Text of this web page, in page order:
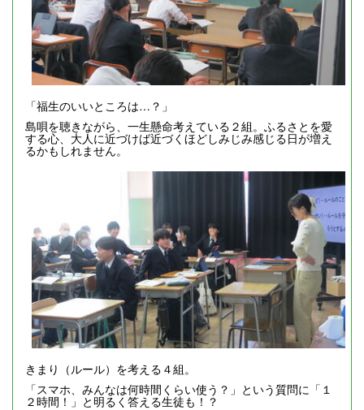
「福生のいいところは…？」
島唄を聴きながら、一生懸命考えている２組。ふるさとを愛
する心、大人に近づけば近づくほどしみじみ感じる日が増え
るかもしれません。
きまり（ルール）を考える４組。
「スマホ、みんなは何時間くらい使う？」という質問に「１
２時間！」と明るく答える生徒も！？